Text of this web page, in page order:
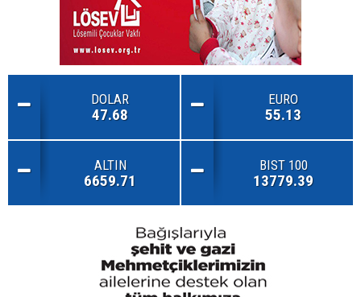
DOLAR
47.68
EURO
55.13
ALTIN
6659.71
BIST 100
13779.39